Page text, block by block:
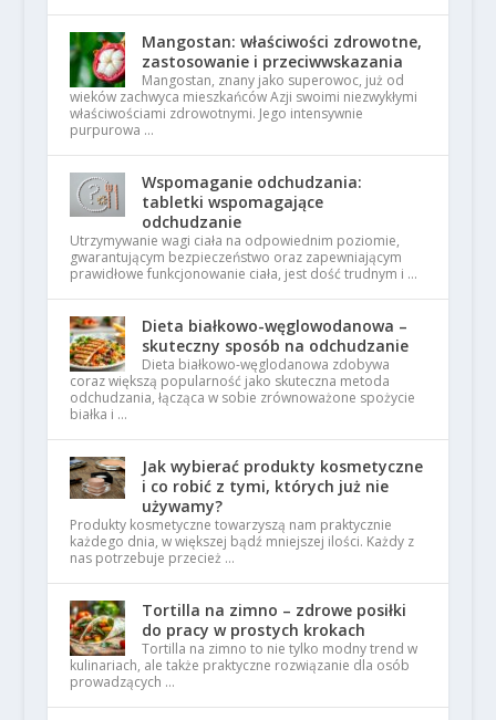
Mangostan: właściwości zdrowotne,
zastosowanie i przeciwwskazania
Mangostan, znany jako superowoc, już od
wieków zachwyca mieszkańców Azji swoimi niezwykłymi
właściwościami zdrowotnymi. Jego intensywnie
purpurowa …
Wspomaganie odchudzania:
tabletki wspomagające
odchudzanie
Utrzymywanie wagi ciała na odpowiednim poziomie,
gwarantującym bezpieczeństwo oraz zapewniającym
prawidłowe funkcjonowanie ciała, jest dość trudnym i …
Dieta białkowo-węglowodanowa –
skuteczny sposób na odchudzanie
Dieta białkowo-węglodanowa zdobywa
coraz większą popularność jako skuteczna metoda
odchudzania, łącząca w sobie zrównoważone spożycie
białka i …
Jak wybierać produkty kosmetyczne
i co robić z tymi, których już nie
używamy?
Produkty kosmetyczne towarzyszą nam praktycznie
każdego dnia, w większej bądź mniejszej ilości. Każdy z
nas potrzebuje przecież …
Tortilla na zimno – zdrowe posiłki
do pracy w prostych krokach
Tortilla na zimno to nie tylko modny trend w
kulinariach, ale także praktyczne rozwiązanie dla osób
prowadzących …